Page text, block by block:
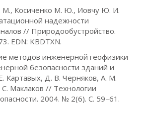
М., Косиченко М. Ю., Иовчу Ю. И.
надежности
// Природообустройство.
EDN: KBDTXN.
методов инженерной геофизики
безопасности зданий и
Картавых, Д. В. Черняков, А. М.
Маклаков // Технологии
2004. № 2(6). С. 59–61.